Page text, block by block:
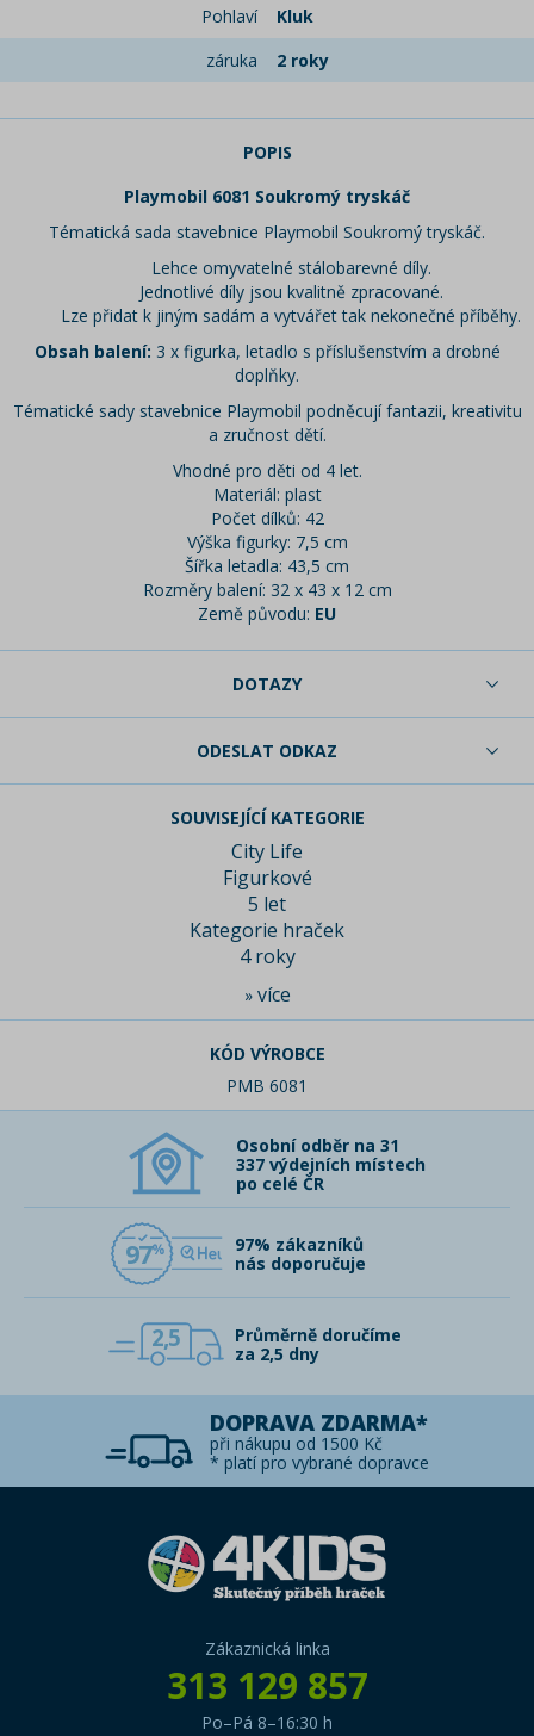
Pohlaví
Kluk
záruka
2 roky
POPIS
Playmobil 6081 Soukromý tryskáč
Tématická sada stavebnice Playmobil Soukromý tryskáč.
Lehce omyvatelné stálobarevné díly.
Jednotlivé díly jsou kvalitně zpracované.
Lze přidat k jiným sadám a vytvářet tak nekonečné příběhy.
Obsah balení: 3 x figurka, letadlo s příslušenstvím a drobné
doplňky.
Tématické sady stavebnice Playmobil podněcují fantazii, kreativitu
a zručnost dětí.
Vhodné pro děti od 4 let.
Materiál: plast
Počet dílků: 42
Výška figurky: 7,5 cm
Šířka letadla: 43,5 cm
Rozměry balení: 32 x 43 x 12 cm
Země původu: EU
DOTAZY
ODESLAT ODKAZ
SOUVISEJÍCÍ KATEGORIE
City Life
Figurkové
5 let
Kategorie hraček
4 roky
» více
KÓD VÝROBCE
PMB 6081
Osobní odběr na 31
337 výdejních místech
po celé ČR
97
97% zákazníků
nás doporučuje
2,5
Průměrně doručíme
za 2,5 dny
DOPRAVA ZDARMA*
při nákupu od 1500 Kč
* platí pro vybrané dopravce
Zákaznická linka
313 129 857
Po–Pá 8–16:30 h